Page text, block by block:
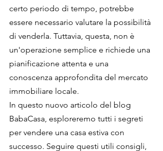
certo periodo di tempo, potrebbe
essere necessario valutare la possibilità
di venderla. Tuttavia, questa, non è
un'operazione semplice e richiede una
pianificazione attenta e una
conoscenza approfondita del mercato
immobiliare locale.
In questo nuovo articolo del blog
BabaCasa, esploreremo tutti i segreti
per vendere una casa estiva con
successo. Seguire questi utili consigli,